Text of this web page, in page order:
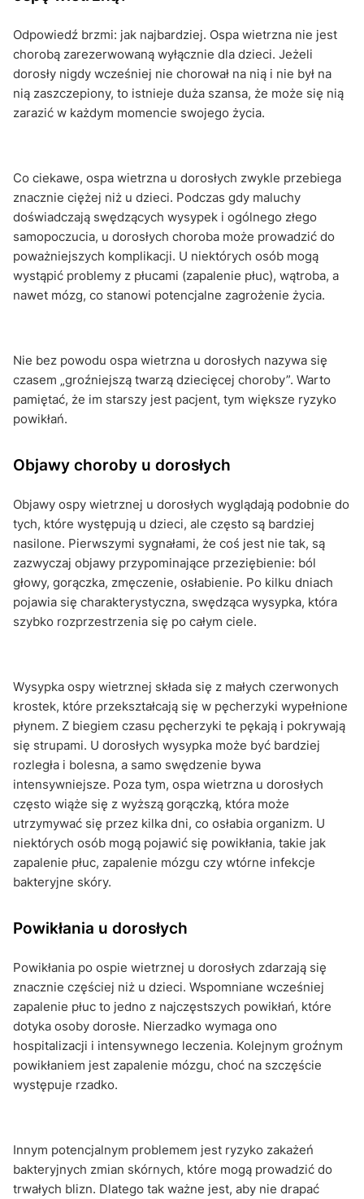
Odpowiedź brzmi: jak najbardziej. Ospa wietrzna nie jest
chorobą zarezerwowaną wyłącznie dla dzieci. Jeżeli
dorosły nigdy wcześniej nie chorował na nią i nie był na
nią zaszczepiony, to istnieje duża szansa, że może się nią
zarazić w każdym momencie swojego życia.
Co ciekawe, ospa wietrzna u dorosłych zwykle przebiega
znacznie ciężej niż u dzieci. Podczas gdy maluchy
doświadczają swędzących wysypek i ogólnego złego
samopoczucia, u dorosłych choroba może prowadzić do
poważniejszych komplikacji. U niektórych osób mogą
wystąpić problemy z płucami (zapalenie płuc), wątroba, a
nawet mózg, co stanowi potencjalne zagrożenie życia.
Nie bez powodu ospa wietrzna u dorosłych nazywa się
czasem „groźniejszą twarzą dziecięcej choroby”. Warto
pamiętać, że im starszy jest pacjent, tym większe ryzyko
powikłań.
Objawy choroby u dorosłych
Objawy ospy wietrznej u dorosłych wyglądają podobnie do
tych, które występują u dzieci, ale często są bardziej
nasilone. Pierwszymi sygnałami, że coś jest nie tak, są
zazwyczaj objawy przypominające przeziębienie: ból
głowy, gorączka, zmęczenie, osłabienie. Po kilku dniach
pojawia się charakterystyczna, swędząca wysypka, która
szybko rozprzestrzenia się po całym ciele.
Wysypka ospy wietrznej składa się z małych czerwonych
krostek, które przekształcają się w pęcherzyki wypełnione
płynem. Z biegiem czasu pęcherzyki te pękają i pokrywają
się strupami. U dorosłych wysypka może być bardziej
rozległa i bolesna, a samo swędzenie bywa
intensywniejsze. Poza tym, ospa wietrzna u dorosłych
często wiąże się z wyższą gorączką, która może
utrzymywać się przez kilka dni, co osłabia organizm. U
niektórych osób mogą pojawić się powikłania, takie jak
zapalenie płuc, zapalenie mózgu czy wtórne infekcje
bakteryjne skóry.
Powikłania u dorosłych
Powikłania po ospie wietrznej u dorosłych zdarzają się
znacznie częściej niż u dzieci. Wspomniane wcześniej
zapalenie płuc to jedno z najczęstszych powikłań, które
dotyka osoby dorosłe. Nierzadko wymaga ono
hospitalizacji i intensywnego leczenia. Kolejnym groźnym
powikłaniem jest zapalenie mózgu, choć na szczęście
występuje rzadko.
Innym potencjalnym problemem jest ryzyko zakażeń
bakteryjnych zmian skórnych, które mogą prowadzić do
trwałych blizn. Dlatego tak ważne jest, aby nie drapać